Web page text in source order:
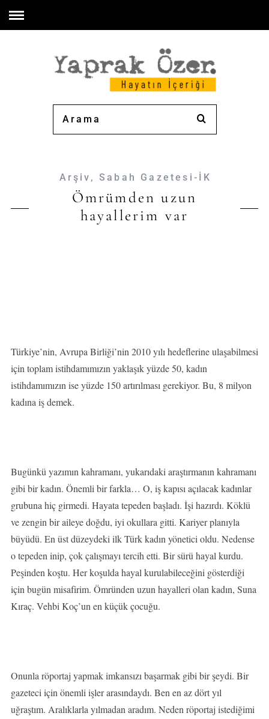
Arşiv , Sabah Gazetesi-İK
Ömrümden uzun
hayallerim var
Türkiye’nin, Avrupa Birliği’nin 2010 yılı hedeflerine ulaşabilmesi
için toplam istihdamımızın yaklaşık yüzde 50, kadın
istihdamımızın ise yüzde 150 artırılması gerekiyor. Bu, 8 milyon
kadına iş demek.
Bugünkü yazımın kahramanı, yukarıdaki araştırmanın kahramanı
gibi bir kadın. Önemli bir farkla… O, iş kapısı açılacak kadınlar
grubuna hiç girmedi. Hayata tepeden başladı. İşi hazırdı. Köklü
ve zengin bir aileye doğdu, iyi okullara gitti. Kariyer planıyla
büyüdü. En üst düzeydeki ilk Türk kadın yönetici oldu. Nedense
o tepeden inip, çok çalışmayı tercih etti. Bir sürü hayal kurdu.
Peşinden koştu. Her koşulda hayal kurulabileceğini gösterdiği
için bugün misafirim. Ömründen uzun hayalleri olan kadın, Suna
Kıraç. Vehbi Koç’un en küçük çocuğu.
Onunla röportaj yapmak imkansızı başarmak gibi bir şeydi. Bir
gazeteci için önemli işler arasındaydı. Ben en az dört yıl
uğraştım. Aralıklarla yılmadan aradım. Neden röportaj istediğimi